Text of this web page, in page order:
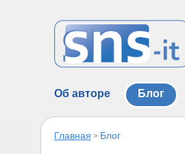
Об авторе Блог
Главная > Блог